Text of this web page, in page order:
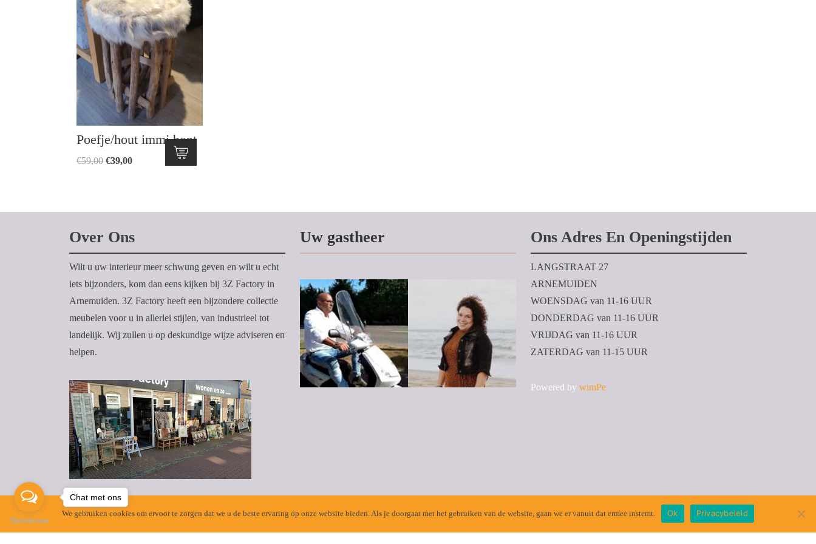
Poefje/hout immi bont
€59,00 Oorspronkelijke
€39,00Huidige
Over Ons
Wilt u uw interieur meer schwung geven en wilt u echt
iets bijzonders, kom dan eens kijken bij 3Z Factory in
Arnemuiden. 3Z Factory heeft een bijzondere collectie
meubelen voor u in allerlei stijlen, van industrieel tot
landelijk. Wij zullen u op deskundige wijze adviseren en
helpen.
Uw gastheer Ons Adres En Openingstijden
LANGSTRAAT 27
ARNEMUIDEN
WOENSDAG van 11-16 UUR
DONDERDAG van 11-16 UUR
VRIJDAG van 11-16 UUR
ZATERDAG van 11-15 UUR
Powered by wimPe
Zoeken
We gebruiken cookies om ervoor te zorgen dat we u de beste ervaring op onze website bieden. Als je doorgaat met het gebruiken van de website, gaan we er vanuit dat ermee instemt. Ok Privacybeleid
Chat met ons